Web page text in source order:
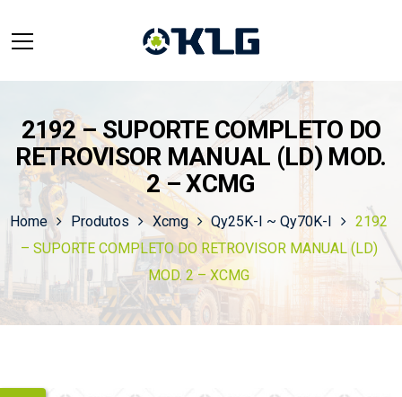
2192 – SUPORTE COMPLETO DO
RETROVISOR MANUAL (LD) MOD.
2 – XCMG
Home Produtos Xcmg Qy25K-I ~ Qy70K-I
2192
– SUPORTE COMPLETO DO RETROVISOR MANUAL (LD)
MOD. 2 – XCMG